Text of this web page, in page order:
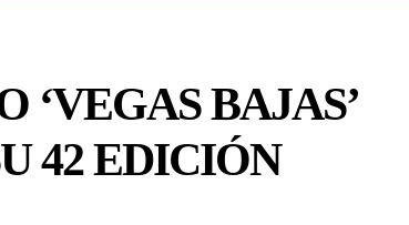
BAJAS’
42 EDICIÓN